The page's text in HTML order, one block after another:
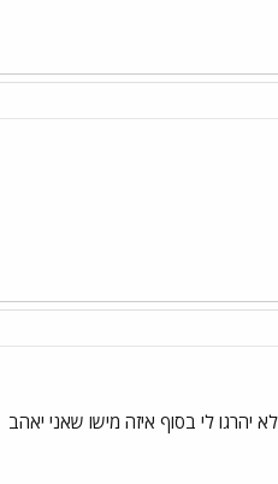
יהרגו לי בסוף איזה מישו שאני יאהב